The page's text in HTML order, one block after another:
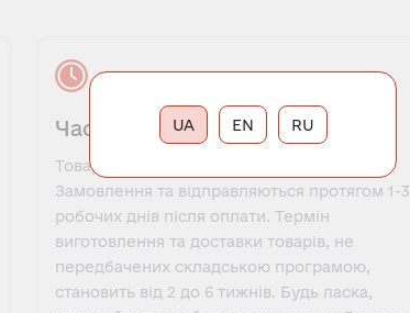
Час виконання замовлення
Товари, які є в наявності, оформляються у
Замовлення та відправляються протягом 1-3
робочих днів після оплати. Термін
виготовлення та доставки товарів, не
передбачених складською програмою,
становить від 2 до 6 тижнів. Будь ласка,
RU
UA EN